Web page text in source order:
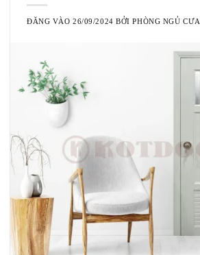
ĐĂNG VÀO26/09/2024 BỞIPHÒNG NGỦ CƯA